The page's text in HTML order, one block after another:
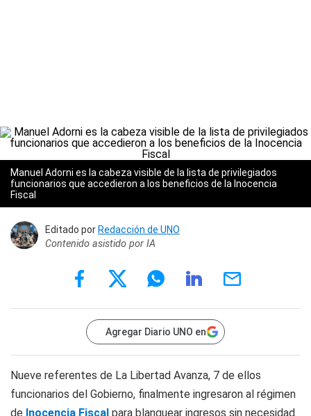
Manuel Adorni es la cabeza visible de la lista de privilegiados
funcionarios que accedieron a los beneficios de la Inocencia
Fiscal
Editado porRedacción de UNO
Contenido asistido por IA
Agregar Diario UNO en
Nueve referentes de La Libertad Avanza, 7 de ellos
funcionarios del Gobierno, finalmente ingresaron al régimen
de Inocencia Fiscal para blanquear ingresos sin necesidad